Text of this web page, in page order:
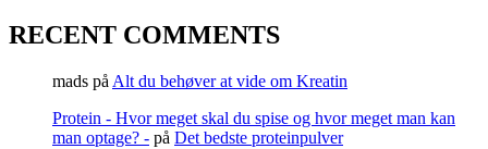
RECENT COMMENTS
mads på Alt du behøver at vide om Kreatin
Protein - Hvor meget skal du spise og hvor meget man kan
man optage? - på Det bedste proteinpulver